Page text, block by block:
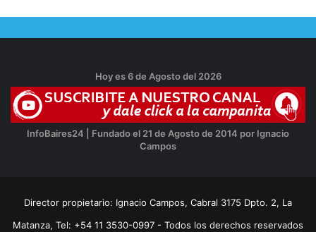
Hoy es 6 de Agosto del 2026
InfoBaires24 | Fundado el 21 de Agosto de 2014 por Ignacio
Campos
Director propietario: Ignacio Campos, Cabral 3175 Dpto. 2, La
Matanza, Tel: +54 11 3530-0997 - Todos los derechos reservados